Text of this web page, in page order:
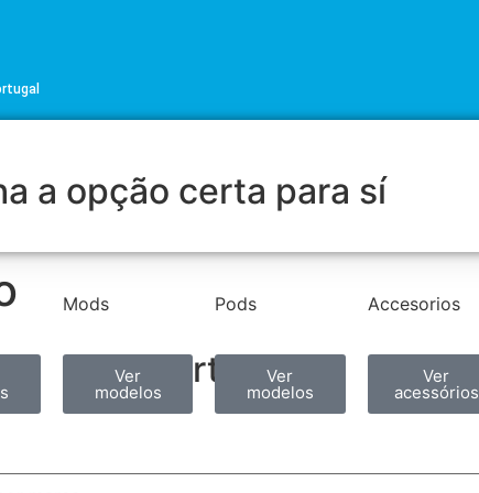
a opção certa para sí
Mods
Ver
modelos
Pods
Ver
modelos
Accesorios
Ver
acessórios
Partilhar